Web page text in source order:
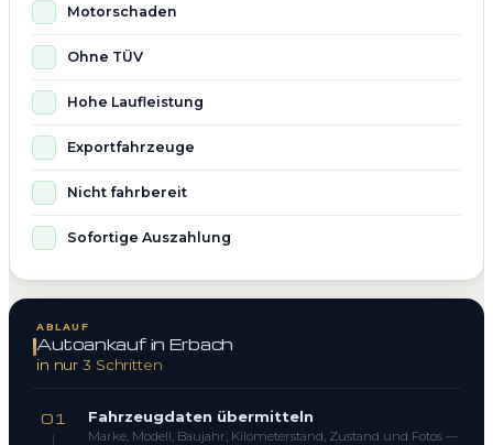
Motorschaden
Ohne TÜV
Hohe Laufleistung
Exportfahrzeuge
Nicht fahrbereit
Sofortige Auszahlung
ABLAUF
Autoankauf in Erbach
in nur 3 Schritten
01 Fahrzeugdaten übermitteln
Marke, Modell, Baujahr, Kilometerstand, Zustand und Fotos —